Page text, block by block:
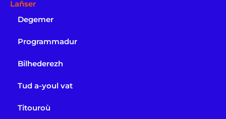
Lañser
Degemer
Programmadur
Bilhederezh
Tud a-youl vat
Titouroù